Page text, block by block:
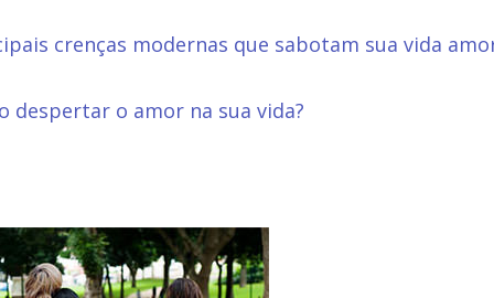
crenças modernas que sabotam sua vida
despertar o amor na sua vida?